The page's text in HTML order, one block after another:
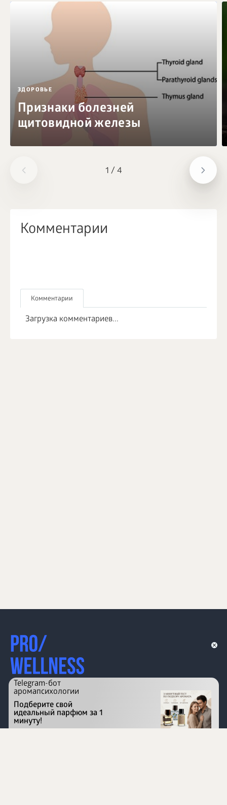
1 / 4
ЗДОРОВЬЕ
Признаки болезней
щитовидной железы
Комментарии
Комментарии
Загрузка комментариев...
Перейти на сайт
Telegram-бот
аромапсихологии
Подберите свой
идеальный парфюм за 1
минуту!